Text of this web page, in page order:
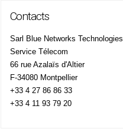
Contacts
Sarl Blue Networks Technologies
Service Télecom
66 rue Azalaïs d'Altier
F-34080 Montpellier
+33 4 27 86 86 33
+33 4 11 93 79 20